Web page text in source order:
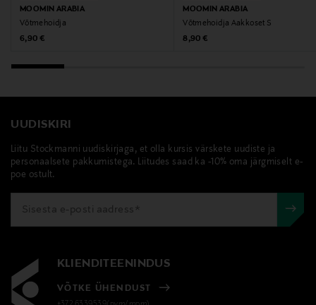
MOOMIN ARABIA
Võtmehoidja
Original Price
6,90 €
MOOMIN ARABIA
Võtmehoidja Aakkoset S
Original Price
8,90 €
UUDISKIRI
Liitu Stockmanni uudiskirjaga, et olla kursis värskete uudiste ja
personaalsete pakkumistega. Liitudes saad ka -10% oma järgmiselt e-
poe ostult.
KLIENDITEENINDUS
VÕTKE ÜHENDUST